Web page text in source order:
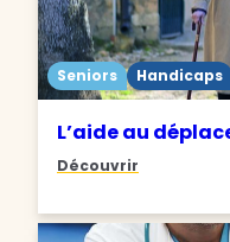
Seniors Handicaps
L’aide au
Découvrir